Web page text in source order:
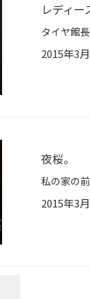
レディー
2015年3
夜桜。
2015年3